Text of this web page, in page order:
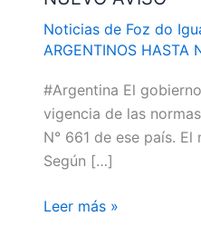
Noticias de Foz do
ARGENTINOS HASTA
#Argentina El
vigencia de las
N° 661 de ese país.
Según […]
VÍA
TERRESTRE
TURISTAS
ARGENTINOS
HASTA
NUEVO
Leer más »